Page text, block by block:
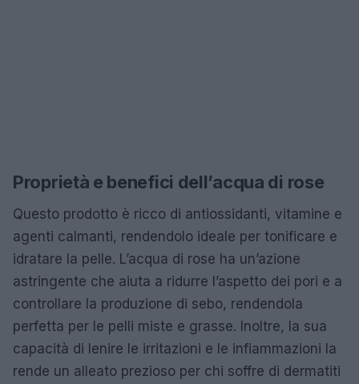
Proprietà e benefici dell’acqua di rose
Questo prodotto è ricco di antiossidanti, vitamine e
agenti calmanti, rendendolo ideale per tonificare e
idratare la pelle. L’acqua di rose ha un’azione
astringente che aiuta a ridurre l’aspetto dei pori e a
controllare la produzione di sebo, rendendola
perfetta per le pelli miste e grasse. Inoltre, la sua
capacità di lenire le irritazioni e le infiammazioni la
rende un alleato prezioso per chi soffre di dermatiti